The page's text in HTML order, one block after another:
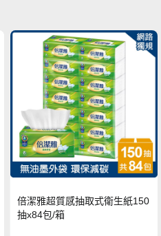
倍潔雅超質感抽取式衛生紙150
抽x84包/箱